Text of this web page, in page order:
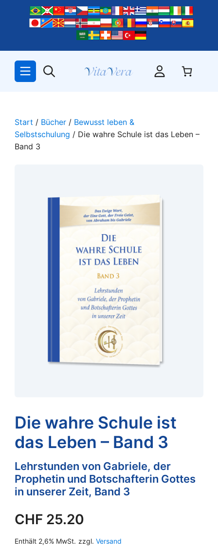
springen
Start / Bücher / Bewusst leben &
Selbstschulung / Die wahre Schule ist das Leben –
Band 3
Die wahre Schule ist
das Leben – Band 3
Lehrstunden von Gabriele, der
Prophetin und Botschafterin Gottes
in unserer Zeit, Band 3
CHF 25.20
Enthält 2,6% MwSt. zzgl. Versand